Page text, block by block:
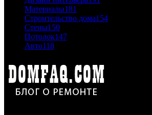
Материалы181
Строительство дома154
Стены150
Потолок147
Авто118